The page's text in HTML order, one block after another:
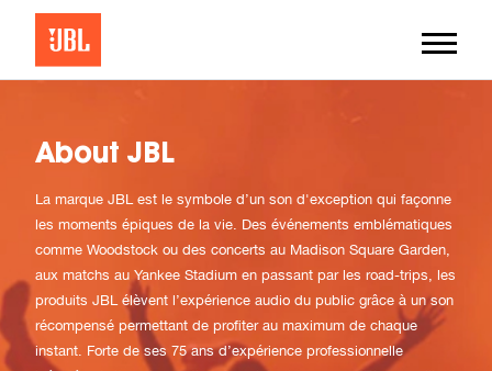
About JBL
La marque JBL est le symbole d’un son d'exception qui façonne
les moments épiques de la vie. Des événements emblématiques
comme Woodstock ou des concerts au Madison Square Garden,
aux matchs au Yankee Stadium en passant par les road-trips, les
produits JBL élèvent l’expérience audio du public grâce à un son
récompensé permettant de profiter au maximum de chaque
instant. Forte de ses 75 ans d’expérience professionnelle